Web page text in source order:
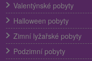
Valentýnské pobyty
Halloween pobyty
Zimní lyžařské pobyty
Podzimní pobyty